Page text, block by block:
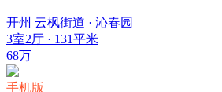
开州 云枫街道 · 沁春园
3室2厅 · 131平米
68万
手机版